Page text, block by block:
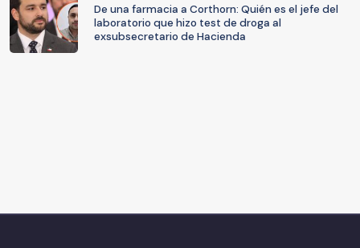
De una farmacia a Corthorn: Quién es el jefe del
laboratorio que hizo test de droga al
exsubsecretario de Hacienda